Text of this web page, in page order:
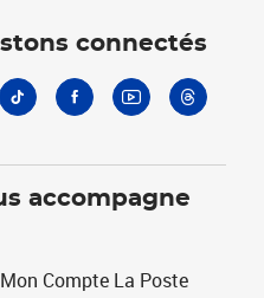
connectés
accompagne
Compte La Poste